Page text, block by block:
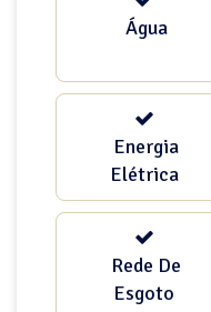
Água
Energia
Elétrica
Rede De
Esgoto